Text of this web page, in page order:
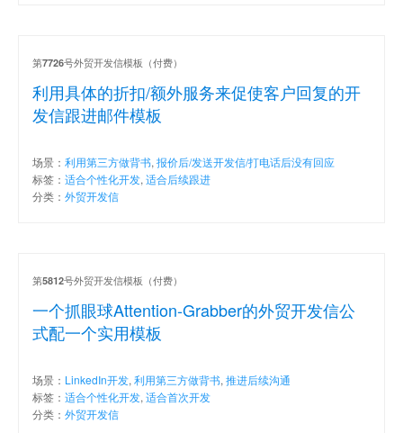
利用具体的折扣/额外服务来促使客户回复的开
发信跟进邮件模板
第7726号外贸开发信模板（付费）
场景： 利用第三方做背书, 报价后/发送开发信/打电话后没有回应
标签： 适合个性化开发, 适合后续跟进
分类： 外贸开发信
一个抓眼球Attention-Grabber的外贸开发信公
式配一个实用模板
第5812号外贸开发信模板（付费）
场景： LinkedIn开发, 利用第三方做背书, 推进后续沟通
标签： 适合个性化开发, 适合首次开发
分类： 外贸开发信